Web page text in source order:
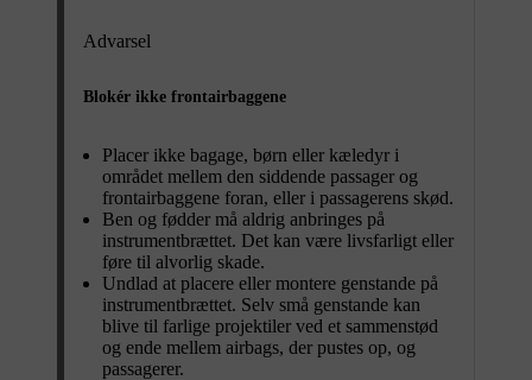
Advarsel
Blokér ikke frontairbaggene
Placer ikke bagage, børn eller kæledyr i
området mellem den siddende passager og
frontairbaggene foran, eller i passagerens skød.
Ben og fødder må aldrig anbringes på
instrumentbrættet. Det kan være livsfarligt eller
føre til alvorlig skade.
Undlad at placere eller montere genstande på
instrumentbrættet. Selv små genstande kan
blive til farlige projektiler ved et sammenstød
og ende mellem airbags, der pustes op, og
passagerer.